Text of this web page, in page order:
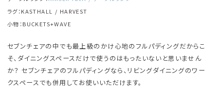
ラグ：KASTHALL / HARVEST
小物：BUCKETS+WAVE
セブンチェアの中でも最上級のかけ心地のフルパディングだからこ
そ、ダイニングスペースだけで使うのはもったいないと思いません
か？ セブンチェアのフルパディングなら、リビングダイニングのワー
クスペースでも併用してお使いいただけます。